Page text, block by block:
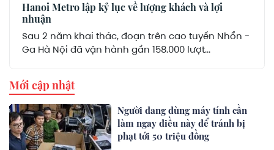
Hanoi Metro lập kỷ lục về lượng khách và lợi
nhuận
Sau 2 năm khai thác, đoạn trên cao tuyến Nhổn -
Ga Hà Nội đã vận hành gần 158.000 lượt...
Mới cập nhật
Người đang dùng máy tính cần
làm ngay điều này để tránh bị
phạt tới 50 triệu đồng